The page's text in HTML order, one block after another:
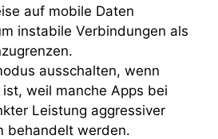
auf mobile Daten
instabile Verbindungen als
ausschalten, wenn
weil manche Apps bei
Leistung aggressiver
behandelt werden.